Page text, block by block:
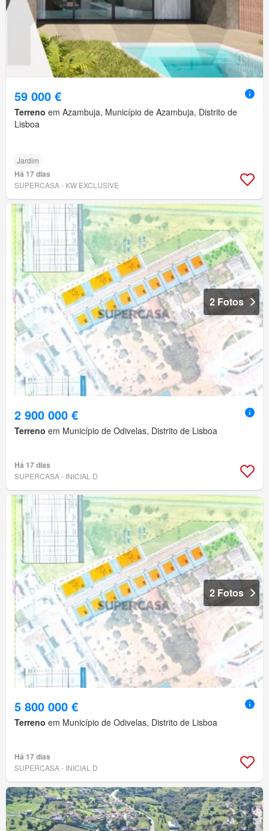
59 000 €
Terreno em Azambuja, Município de Azambuja, Distrito de
Lisboa
Jardim
Há 17 dias
SUPERCASA - KW EXCLUSIVE
2 Fotos
2 900 000 €
Terreno em Município de Odivelas, Distrito de Lisboa
Há 17 dias
SUPERCASA - INICIAL D
2 Fotos
5 800 000 €
Terreno em Município de Odivelas, Distrito de Lisboa
Há 17 dias
SUPERCASA - INICIAL D